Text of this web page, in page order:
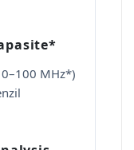
MHz*)